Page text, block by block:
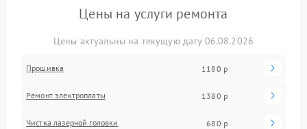
Цены на услуги ремонта
Цены актуальны на текущую дату 06.08.2026
Прошивка 1180 р
Ремонт электроплаты 1380 р
Чистка лазерной головки 680 р